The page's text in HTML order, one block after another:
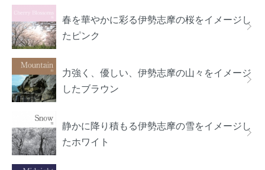
春を華やかに彩る伊勢志摩の桜をイメージし
たピンク
力強く、優しい、伊勢志摩の山々をイメージ
したブラウン
静かに降り積もる伊勢志摩の雪をイメージし
たホワイト